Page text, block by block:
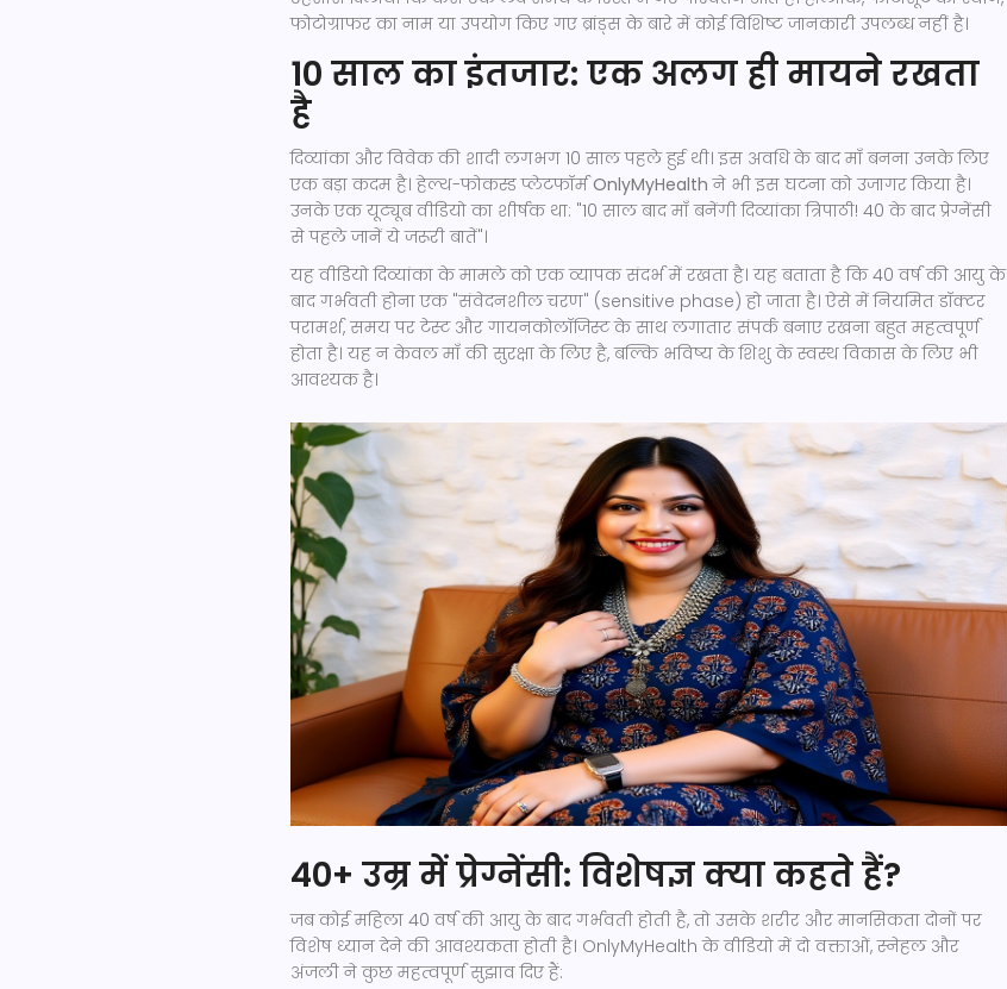
फोटोग्राफर का नाम या उपयोग किए गए ब्रांड्स के बारे में कोई विशिष्ट जानकारी उपलब्ध नहीं है।
10 साल का इंतजार: एक अलग ही मायने रखता
है
दिव्यांका और विवेक की शादी लगभग 10 साल पहले हुई थी। इस अवधि के बाद माँ बनना उनके लिए
एक बड़ा कदम है। हेल्थ-फोकस्ड प्लेटफॉर्मOnlyMyHealth ने भी इस घटना को उजागर किया है।
उनके एक यूट्यूब वीडियो का शीर्षक था: "10 साल बाद माँ बनेंगी दिव्यांका त्रिपाठी! 40 के बाद प्रेग्नेंसी
से पहले जानें ये जरूरी बातें"।
यह वीडियो दिव्यांका के मामले को एक व्यापक संदर्भ में रखता है। यह बताता है कि 40 वर्ष की आयु के
बाद गर्भवती होना एक "संवेदनशील चरण" (sensitive phase) हो जाता है। ऐसे में नियमित डॉक्टर
परामर्श, समय पर टेस्ट और गायनकोलॉजिस्ट के साथ लगातार संपर्क बनाए रखना बहुत महत्वपूर्ण
होता है। यह न केवल माँ की सुरक्षा के लिए है, बल्कि भविष्य के शिशु के स्वस्थ विकास के लिए भी
आवश्यक है।
40+ उम्र में प्रेग्नेंसी: विशेषज्ञ क्या कहते हैं?
जब कोई महिला 40 वर्ष की आयु के बाद गर्भवती होती है, तो उसके शरीर और मानसिकता दोनों पर
विशेष ध्यान देने की आवश्यकता होती है। OnlyMyHealth के वीडियो में दो वक्ताओं, स्नेहल और
अंजली ने कुछ महत्वपूर्ण सुझाव दिए हैं: